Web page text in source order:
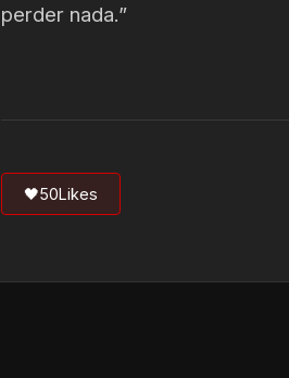
perder nada.”
🖤50Likes